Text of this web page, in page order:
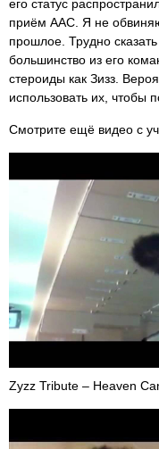
его статус
приём ААС. Я не
прошлое. Трудно
большинство из его
стероиды как Зизз.
использовать их, чтобы
Смотрите ещё видео с
Zyzz Tribute – Heaven